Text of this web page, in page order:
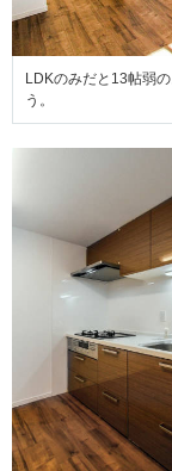
LDKのみだと13帖弱
う。